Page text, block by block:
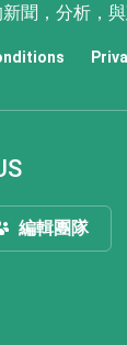
聞，分析，與
編輯團隊